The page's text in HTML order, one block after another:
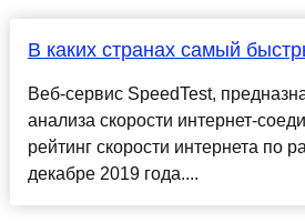
В каких странах самый
Веб-сервис SpeedTest,
анализа скорости интернет-
рейтинг скорости интернета по
декабре 2019 года....